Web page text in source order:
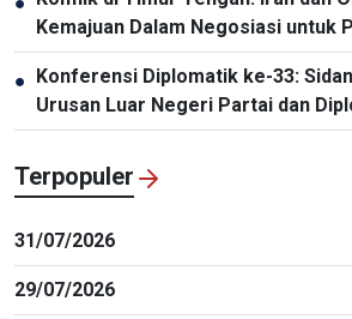
Kemajuan Dalam Negosiasi untuk
Kembali Selat Hormuz
● Konferensi Diplomatik ke-33:
Urusan Luar Negeri Partai dan
Terpopuler
31/07/2026
29/07/2026